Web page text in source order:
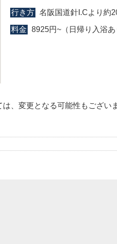
行き方 名阪国道針I.Cより約
料金 8925円~（日帰り入浴あ
、変更となる可能性もござい